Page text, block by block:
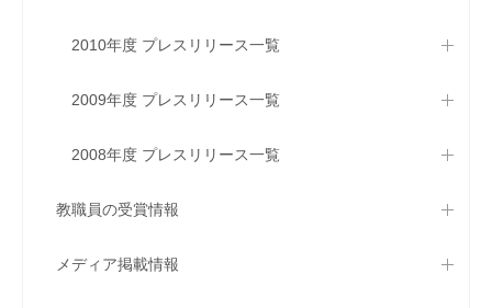
2010年度 プレスリリース一覧
2009年度 プレスリリース一覧
2008年度 プレスリリース一覧
教職員の受賞情報
メディア掲載情報